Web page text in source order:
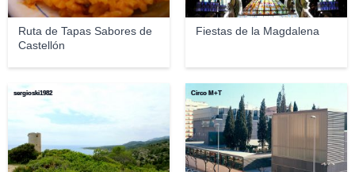
Ruta de Tapas Sabores de
Castellón
Fiestas de la Magdalena
sergioski1982 Circo M+T